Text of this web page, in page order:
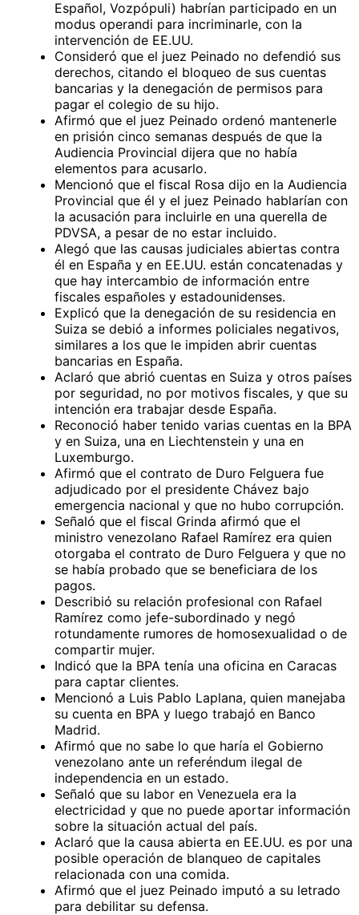
Español, Vozpópuli) habrían participado en un
modus operandi para incriminarle, con la
intervención de EE.UU.
Consideró que el juez Peinado no defendió sus
derechos, citando el bloqueo de sus cuentas
bancarias y la denegación de permisos para
pagar el colegio de su hijo.
Afirmó que el juez Peinado ordenó mantenerle
en prisión cinco semanas después de que la
Audiencia Provincial dijera que no había
elementos para acusarlo.
Mencionó que el fiscal Rosa dijo en la Audiencia
Provincial que él y el juez Peinado hablarían con
la acusación para incluirle en una querella de
PDVSA, a pesar de no estar incluido.
Alegó que las causas judiciales abiertas contra
él en España y en EE.UU. están concatenadas y
que hay intercambio de información entre
fiscales españoles y estadounidenses.
Explicó que la denegación de su residencia en
Suiza se debió a informes policiales negativos,
similares a los que le impiden abrir cuentas
bancarias en España.
Aclaró que abrió cuentas en Suiza y otros países
por seguridad, no por motivos fiscales, y que su
intención era trabajar desde España.
Reconoció haber tenido varias cuentas en la BPA
y en Suiza, una en Liechtenstein y una en
Luxemburgo.
Afirmó que el contrato de Duro Felguera fue
adjudicado por el presidente Chávez bajo
emergencia nacional y que no hubo corrupción.
Señaló que el fiscal Grinda afirmó que el
ministro venezolano Rafael Ramírez era quien
otorgaba el contrato de Duro Felguera y que no
se había probado que se beneficiara de los
pagos.
Describió su relación profesional con Rafael
Ramírez como jefe-subordinado y negó
rotundamente rumores de homosexualidad o de
compartir mujer.
Indicó que la BPA tenía una oficina en Caracas
para captar clientes.
Mencionó a Luis Pablo Laplana, quien manejaba
su cuenta en BPA y luego trabajó en Banco
Madrid.
Afirmó que no sabe lo que haría el Gobierno
venezolano ante un referéndum ilegal de
independencia en un estado.
Señaló que su labor en Venezuela era la
electricidad y que no puede aportar información
sobre la situación actual del país.
Aclaró que la causa abierta en EE.UU. es por una
posible operación de blanqueo de capitales
relacionada con una comida.
Afirmó que el juez Peinado imputó a su letrado
para debilitar su defensa.